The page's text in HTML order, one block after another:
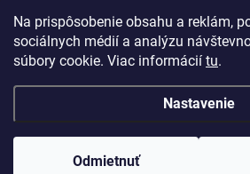
Na prispôsobenie obsahu a reklám,
sociálnych médií a analýzu
súbory cookie. Viac informácií tu.
Nastavenie
Odmietnuť
Copyright 2026Sanovo.sk. Všetky práva